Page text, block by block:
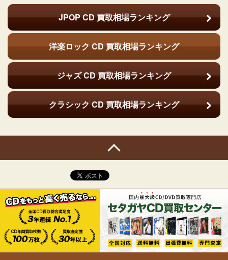
JPOP CD買取相場ランキング
洋楽ロック CD 買取相場ランキング
ジャズ CD買取相場ランキング
クラシック CD買取相場ランキング